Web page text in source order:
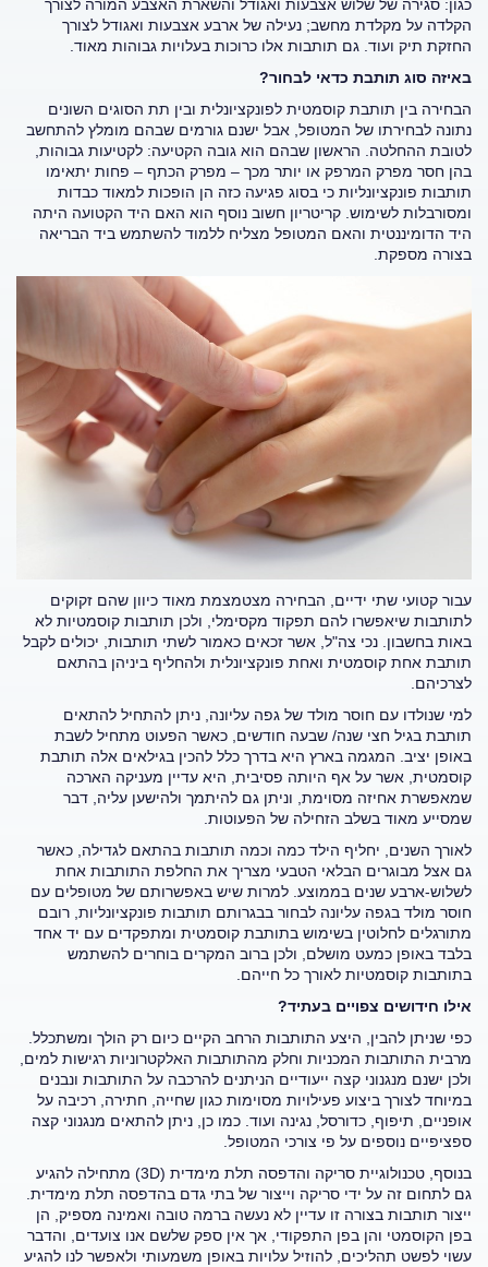
כגון: סגירה של שלוש אצבעות ואגודל והשארת האצבע המורה לצורך
הקלדה על מקלדת מחשב; נעילה של ארבע אצבעות ואגודל לצורך
החזקת תיק ועוד. גם תותבות אלו כרוכות בעלויות גבוהות מאוד.
באיזה סוג תותבת כדאי לבחור?
הבחירה בין תותבת קוסמטית לפונקציונלית ובין תת הסוגים השונים
נתונה לבחירתו של המטופל, אבל ישנם גורמים שבהם מומלץ להתחשב
לטובת ההחלטה. הראשון שבהם הוא גובה הקטיעה: לקטיעות גבוהות,
בהן חסר מפרק המרפק או יותר מכך – מפרק הכתף – פחות יתאימו
תותבות פונקציונליות כי בסוג פגיעה כזה הן הופכות למאוד כבדות
ומסורבלות לשימוש. קריטריון חשוב נוסף הוא האם היד הקטועה היתה
היד הדומיננטית והאם המטופל מצליח ללמוד להשתמש ביד הבריאה
בצורה מספקת.
עבור קטועי שתי ידיים, הבחירה מצטמצמת מאוד כיוון שהם זקוקים
לתותבות שיאפשרו להם תפקוד מקסימלי, ולכן תותבות קוסמטיות לא
באות בחשבון. נכי צה"ל, אשר זכאים כאמור לשתי תותבות, יכולים לקבל
תותבת אחת קוסמטית ואחת פונקציונלית ולהחליף ביניהן בהתאם
לצרכיהם.
למי שנולדו עם חוסר מולד של גפה עליונה, ניתן להתחיל להתאים
תותבת בגיל חצי שנה/ שבעה חודשים, כאשר הפעוט מתחיל לשבת
באופן יציב. המגמה בארץ היא בדרך כלל להכין בגילאים אלה תותבת
קוסמטית, אשר על אף היותה פסיבית, היא עדיין מעניקה הארכה
שמאפשרת אחיזה מסוימת, וניתן גם להיתמך ולהישען עליה, דבר
שמסייע מאוד בשלב הזחילה של הפעוטות.
לאורך השנים, יחליף הילד כמה וכמה תותבות בהתאם לגדילה, כאשר
גם אצל מבוגרים הבלאי הטבעי מצריך את החלפת התותבות אחת
לשלוש-ארבע שנים בממוצע. למרות שיש באפשרותם של מטופלים עם
חוסר מולד בגפה עליונה לבחור בבגרותם תותבות פונקציונליות, רובם
מתורגלים לחלוטין בשימוש בתותבת קוסמטית ומתפקדים עם יד אחד
בלבד באופן כמעט מושלם, ולכן ברוב המקרים בוחרים להשתמש
בתותבות קוסמטיות לאורך כל חייהם.
אילו חידושים צפויים בעתיד?
כפי שניתן להבין, היצע התותבות הרחב הקיים כיום רק הולך ומשתכלל.
מרבית התותבות המכניות וחלק מהתותבות האלקטרוניות רגישות למים,
ולכן ישנם מנגנוני קצה ייעודיים הניתנים להרכבה על התותבות ונבנים
במיוחד לצורך ביצוע פעילויות מסוימות כגון שחייה, חתירה, רכיבה על
אופניים, תיפוף, כדורסל, נגינה ועוד. כמו כן, ניתן להתאים מנגנוני קצה
ספציפיים נוספים על פי צורכי המטופל.
בנוסף, טכנולוגיית סריקה והדפסה תלת מימדית (3D) מתחילה להגיע
גם לתחום זה על ידי סריקה וייצור של בתי גדם בהדפסה תלת מימדית.
ייצור תותבות בצורה זו עדיין לא נעשה ברמה טובה ואמינה מספיק, הן
בפן הקוסמטי והן בפן התפקודי, אך אין ספק שלשם אנו צועדים, והדבר
עשוי לפשט תהליכים, להוזיל עלויות באופן משמעותי ולאפשר לנו להגיע